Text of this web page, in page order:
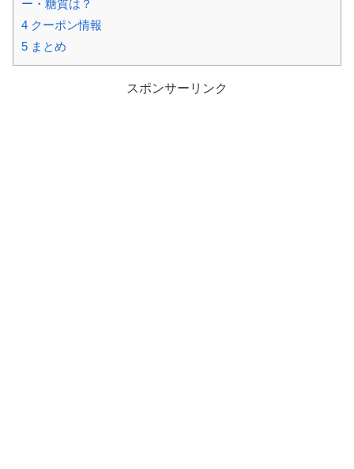
ー・糖質は？
4 クーポン情報
5 まとめ
スポンサーリンク